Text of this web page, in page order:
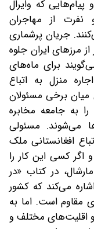
که وایرال
از مهاجران
جریان پرشماری
مرزهای ایران جلوه
برای ماه‌های
منزل به اتباع
میان برخی مسئولان
به جامعه مخابره
می‌شوند. مسئولی
افغانستانی ملک
اگر کسی این کار را
در کتاب «در
می‌کند که کشور
مقاوم است. اما به
اقلیت‌های مختلف و